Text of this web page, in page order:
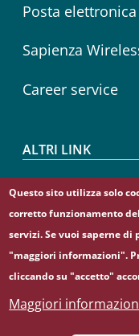
Posta elettronica
Sapienza
Career service
ALTRI LINK
CIAO
Sapienza Store
© Sapienza
Questo sito utilizza solo
corretto funzionamento
servizi. Se vuoi saperne di
"maggiori informazioni".
cliccando su "accetto"
Maggiori